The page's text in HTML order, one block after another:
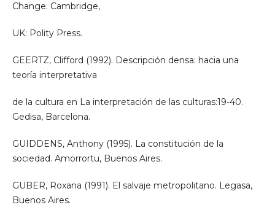
Change. Cambridge,
UK: Polity Press.
GEERTZ, Clifford (1992). Descripción densa: hacia una
teoría interpretativa
de la cultura en La interpretación de las culturas:19-40.
Gedisa, Barcelona.
GUIDDENS, Anthony (1995). La constitución de la
sociedad. Amorrortu, Buenos Aires.
GUBER, Roxana (1991). El salvaje metropolitano. Legasa,
Buenos Aires.